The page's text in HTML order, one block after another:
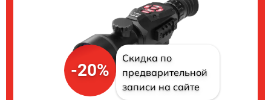
-20%
Скидка по
предварительной
записи на сайте